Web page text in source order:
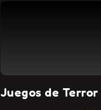
Juegos de Terror